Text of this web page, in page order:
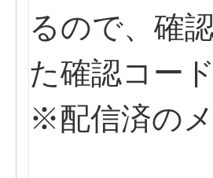
るので、確
た確認コー
※配信済の